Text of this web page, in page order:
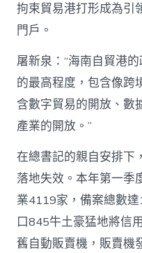
拘束貿易港打形成為引
門戶。
屠新泉：“海南自貿港
的最高程度，包含像跨
含數字貿易的開放、數
產業的開放。”
在總書記的親自安排下
落地失效。本年第一季
業4119家，備案總數
口845牛土豪猛地將信
舊自動販賣機，販賣機